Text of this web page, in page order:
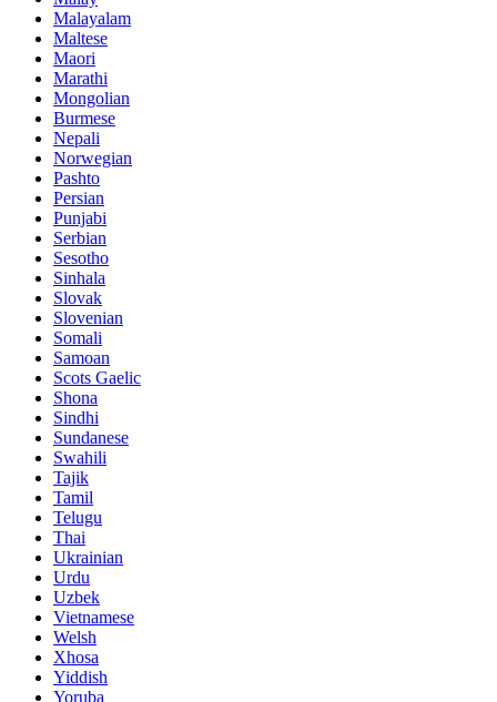
Malayalam
Maltese
Maori
Marathi
Mongolian
Burmese
Nepali
Norwegian
Pashto
Persian
Punjabi
Serbian
Sesotho
Sinhala
Slovak
Slovenian
Somali
Samoan
Scots Gaelic
Shona
Sindhi
Sundanese
Swahili
Tajik
Tamil
Telugu
Thai
Ukrainian
Urdu
Uzbek
Vietnamese
Welsh
Xhosa
Yiddish
Yoruba